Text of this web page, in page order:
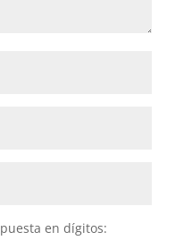
en dígitos: